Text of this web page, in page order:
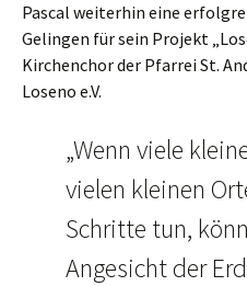
Pascal weiterhin eine
Gelingen für sein Projekt
Kirchenchor der Pfarrei St.
Loseno e.V.
„Wenn viele
vielen kleinen
Schritte tun,
Angesicht der